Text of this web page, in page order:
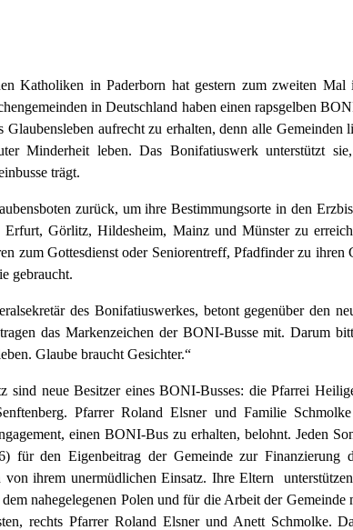
Katholiken in Paderborn hat gestern zum zweiten Mal
in Deutschland haben einen rapsgelben
Glaubensleben aufrecht zu erhalten, denn alle Gemeinden
Minderheit leben. Das Bonifatiuswerk unterstützt
trägt.
zurück, um ihre Bestimmungsorte in den
Görlitz, Hildesheim, Mainz und Münster zu
zum Gottesdienst oder Seniorentreff, Pfadfinder zu ihren
gebraucht.
des Bonifatiuswerkes, betont gegenüber den
das Markenzeichen der BONI-Busse mit. Darum
Glaube braucht Gesichter.“
sind neue Besitzer eines BONI-Busses: die Pfarrei
Pfarrer Roland Elsner und Familie
einen BONI-Bus zu erhalten, belohnt. Jeden
für den Eigenbeitrag der Gemeinde zur Finanzierung
von ihrem unermüdlichen Einsatz. Ihre Eltern
nahegelegenen Polen und für die Arbeit der
rechts Pfarrer Roland Elsner und Anett Schmolke.